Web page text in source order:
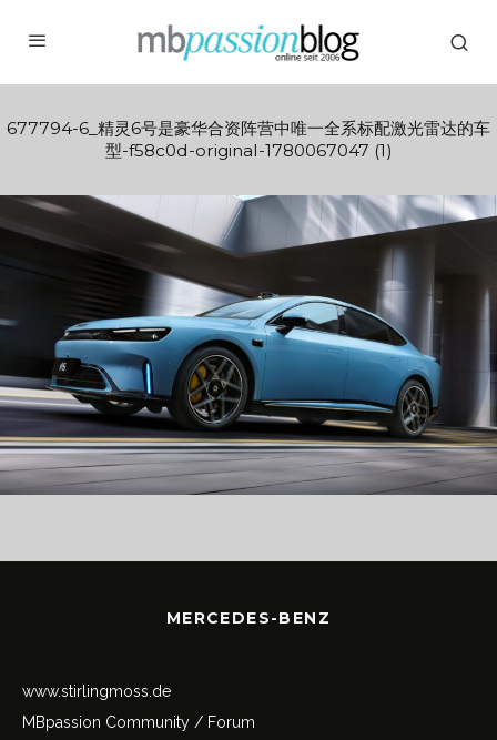
677794-6_精灵6号是豪华合资阵营中唯一全系标配激光雷达的车
型-f58c0d-original-1780067047 (1)
MERCEDES-BENZ
www.stirlingmoss.de
MBpassion Community / Forum